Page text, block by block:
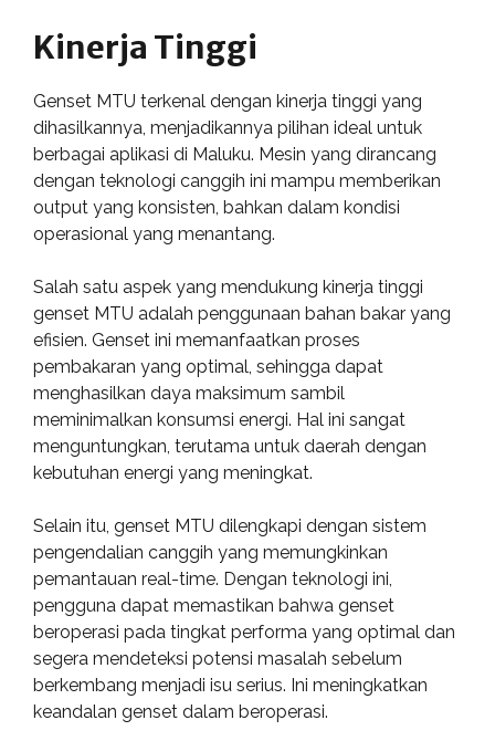
Kinerja Tinggi
Genset MTU terkenal dengan kinerja tinggi yang
dihasilkannya, menjadikannya pilihan ideal untuk
berbagai aplikasi di Maluku. Mesin yang dirancang
dengan teknologi canggih ini mampu memberikan
output yang konsisten, bahkan dalam kondisi
operasional yang menantang.
Salah satu aspek yang mendukung kinerja tinggi
genset MTU adalah penggunaan bahan bakar yang
efisien. Genset ini memanfaatkan proses
pembakaran yang optimal, sehingga dapat
menghasilkan daya maksimum sambil
meminimalkan konsumsi energi. Hal ini sangat
menguntungkan, terutama untuk daerah dengan
kebutuhan energi yang meningkat.
Selain itu, genset MTU dilengkapi dengan sistem
pengendalian canggih yang memungkinkan
pemantauan real-time. Dengan teknologi ini,
pengguna dapat memastikan bahwa genset
beroperasi pada tingkat performa yang optimal dan
segera mendeteksi potensi masalah sebelum
berkembang menjadi isu serius. Ini meningkatkan
keandalan genset dalam beroperasi.